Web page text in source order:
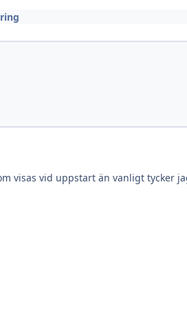
visas vid uppstart än vanligt tycker